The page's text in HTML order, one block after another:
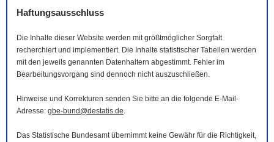
Haftungsausschluss
Die Inhalte dieser Website werden mit größtmöglicher Sorgfalt
recherchiert und implementiert. Die Inhalte statistischer Tabellen werden
mit den jeweils genannten Datenhaltern abgestimmt. Fehler im
Bearbeitungsvorgang sind dennoch nicht auszuschließen.
Hinweise und Korrekturen senden Sie bitte an die folgende E-Mail -
Adresse: gbe-bund@destatis.de.
Das Statistische Bundesamt übernimmt keine Gewähr für die Richtigkeit,